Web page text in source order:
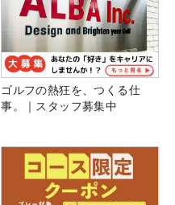
ゴルフの熱狂を、つくる仕
事。｜スタッフ募集中